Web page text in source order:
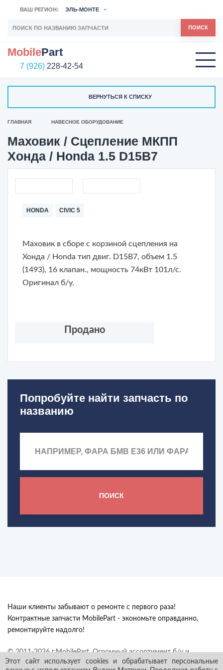
ВАШ РЕГИОН: ЭЛЬ-МОНТЕ
ПОИСК
MobilePart
7 (926) 228-42-54
ВЕРНУТЬСЯ К СПИСКУ
ГЛАВНАЯ НАВЕСНОЕ ОБОРУДОВАНИЕ
Маховик / Сцепление МКПП
Хонда / Honda 1.5 D15B7
HONDA CIVIC 5
Маховик в сборе с корзиной сцепления на
Хонда / Honda тип двиг. D15B7, объем 1.5
(1493), 16 клапан., мощность 74кВт 101л/с.
Оригинал б/у.
Продано
Попробуйте найти запчасть по
названию
ПОИСК
Наши клиенты забывают о ремонте с первого раза!
Контрактные запчасти MobilePart - экономьте оправданно,
ремонтируйте надолго!
© 2011-2026 г.MobilePart. Огромный ассортимент б/у и
контрактных автозапчастей из Европы с гарантией в наличии и
Этот сайт использует cookies и обрабатывает персональные